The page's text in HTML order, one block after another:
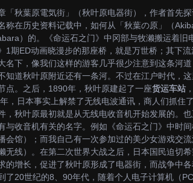
「秋葉原電気街」（秋叶原电器街），作者首先
称在历史资料记载中，如何从「秋葉の原」（
）的。《命运石之门》中冈部与牧濑搬运着
1期ED动画晓漫步的那座桥，就是万世桥；其下
名下，像我们这样的游客几乎很少注意到这条河
知道秋叶原附近还有一条河。不过在江户时代，
点。之后，1890年，秋叶原建起了一座货运车站
，日本事实上解禁了无线电波通讯，商人们抓住
，秋叶原最初就是从无线电收音机开始发展的。
与收音机有关的名字。例如《命运石之门》中时
会馆）；而我自己有一次参加过的美少女游戏交
无线）。在第二次世界大战之后，日本国民迫切
的增长，促进了秋叶原形成了电器街，而战争中
了20世纪的8、90年代，随着个人电子计算机（